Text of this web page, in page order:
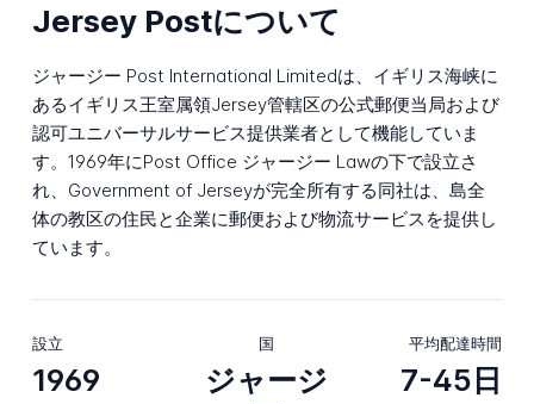
Jersey Postについて
ジャージー Post International Limitedは、イギリス海峡に
あるイギリス王室属領Jersey管轄区の公式郵便当局および
認可ユニバーサルサービス提供業者として機能していま
す。1969年にPost Office ジャージー Lawの下で設立さ
れ、Government of Jerseyが完全所有する同社は、島全
体の教区の住民と企業に郵便および物流サービスを提供し
ています。
設立
1969
国
ジャージ
平均配達時間
7-45日